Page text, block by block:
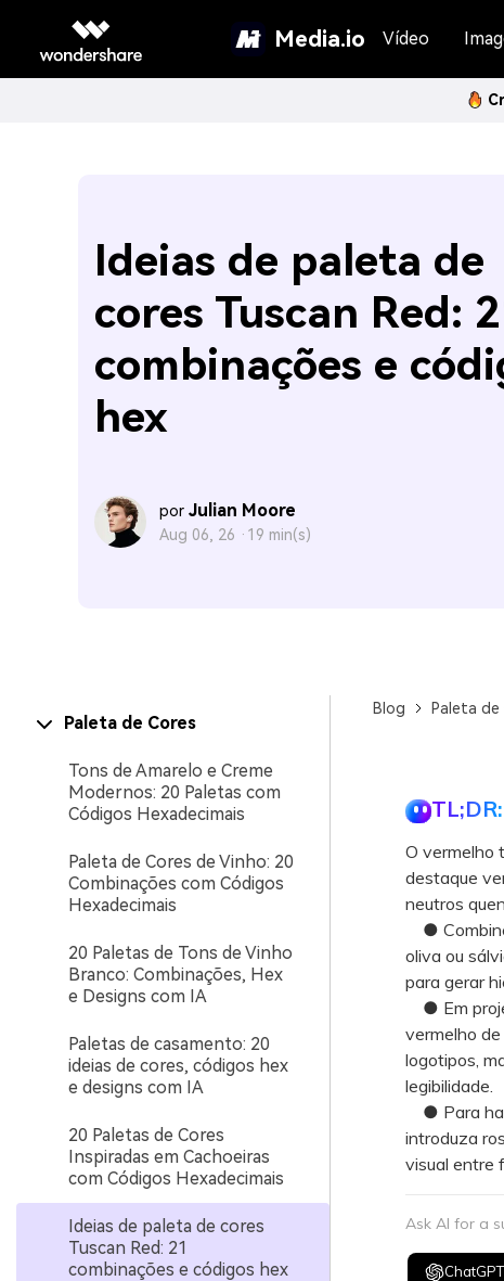
Media.io Vídeo
Ideias de paleta de
cores Tuscan Red:
combinações e
hex
por Julian Moore
Aug 06, 26 · 19 min(s)
Paleta de Cores
Tons de Amarelo e Creme
Modernos: 20 Paletas com
Códigos Hexadecimais
Paleta de Cores de Vinho: 20
Combinações com Códigos
Hexadecimais
20 Paletas de Tons de Vinho
Branco: Combinações, Hex
e Designs com IA
Paletas de casamento: 20
ideias de cores, códigos hex
e designs com IA
20 Paletas de Cores
Inspiradas em Cachoeiras
com Códigos Hexadecimais
Ideias de paleta de cores
Tuscan Red: 21
combinações e códigos hex
Blog Paleta de
TL;DR:
O vermelho
destaque
neutros
●
oliva ou
para gerar
● Em
vermelho
logotipos,
legibilidade.
● Para
introduza
visual entre
Ask AI for a
ChatGPT